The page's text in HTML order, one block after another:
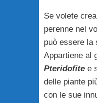
Se volete
perenne nel
può essere la
Appartiene al
Pteridofitee
delle piante
con le sue